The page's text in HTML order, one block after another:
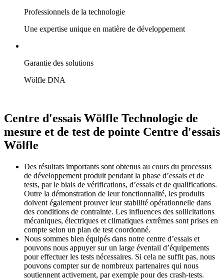
Professionnels de la technologie
Une expertise unique en matière de développement
Garantie des solutions
Wölfle DNA
Centre d'essais Wölfle Technologie de
mesure et de test de pointe Centre d'essais
Wölfle
Des résultats importants sont obtenus au cours du processus
de développement produit pendant la phase d’essais et de
tests, par le biais de vérifications, d’essais et de qualifications.
Outre la démonstration de leur fonctionnalité, les produits
doivent également prouver leur stabilité opérationnelle dans
des conditions de contrainte. Les influences des sollicitations
mécaniques, électriques et climatiques extrêmes sont prises en
compte selon un plan de test coordonné.
Nous sommes bien équipés dans notre centre d’essais et
pouvons nous appuyer sur un large éventail d’équipements
pour effectuer les tests nécessaires. Si cela ne suffit pas, nous
pouvons compter sur de nombreux partenaires qui nous
soutiennent activement, par exemple pour des crash-tests.